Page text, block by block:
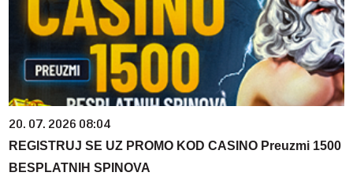
20. 07. 2026 08:04
REGISTRUJ SE UZ PROMO KOD CASINO Preuzmi 1500
BESPLATNIH SPINOVA